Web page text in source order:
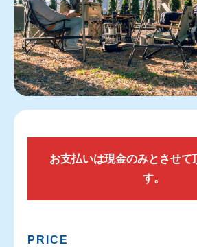
お支払いは現金のみとさせて
す。
PRICE